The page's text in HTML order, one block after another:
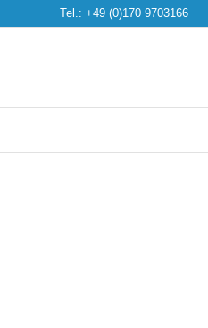
Tel.: +49 (0)170 9703166